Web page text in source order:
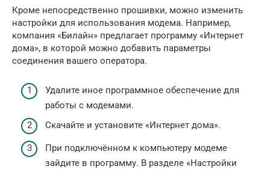
Кроме непосредственно прошивки, можно изменить
настройки для использования модема. Например,
компания «Билайн» предлагает программу «Интернет
дома», в которой можно добавить параметры
соединения вашего оператора.
Удалите иное программное обеспечение для
работы с модемами.
Скачайте и установите «Интернет дома».
При подключённом к компьютеру модеме
зайдите в программу. В разделе «Настройки